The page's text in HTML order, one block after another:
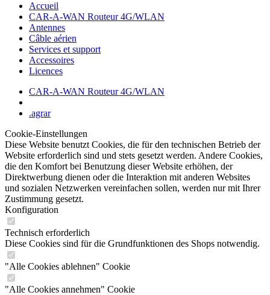
Accueil
CAR-A-WAN Routeur 4G/WLAN
Antennes
Câble aérien
Services et support
Accessoires
Licences
CAR-A-WAN Routeur 4G/WLAN
.agrar
Cookie-Einstellungen
Diese Website benutzt Cookies, die für den technischen Betrieb der
Website erforderlich sind und stets gesetzt werden. Andere Cookies,
die den Komfort bei Benutzung dieser Website erhöhen, der
Direktwerbung dienen oder die Interaktion mit anderen Websites
und sozialen Netzwerken vereinfachen sollen, werden nur mit Ihrer
Zustimmung gesetzt.
Konfiguration
Technisch erforderlich
Diese Cookies sind für die Grundfunktionen des Shops notwendig.
"Alle Cookies ablehnen" Cookie
"Alle Cookies annehmen" Cookie